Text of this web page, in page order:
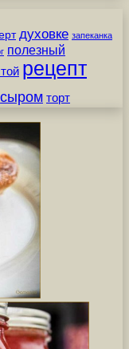
духовке запеканка
полезный
рецепт
сыром торт